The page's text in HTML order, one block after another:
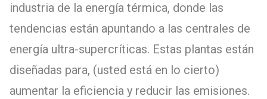
industria de la energía térmica, donde las
tendencias están apuntando a las centrales de
energía ultra-supercríticas. Estas plantas están
diseñadas para, (usted está en lo cierto)
aumentar la eficiencia y reducir las emisiones.